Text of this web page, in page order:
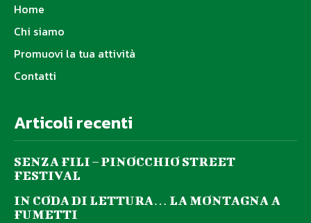
Home
Chi siamo
Promuovi la tua attività
Contatti
Articoli recenti
SENZA FILI – PINOCCHIO STREET
FESTIVAL
IN CODA DI LETTURA… LA MONTAGNA A
FUMETTI